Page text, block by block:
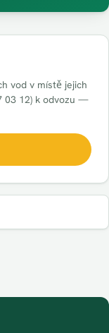
vod v místě jejich
03 12) k odvozu —